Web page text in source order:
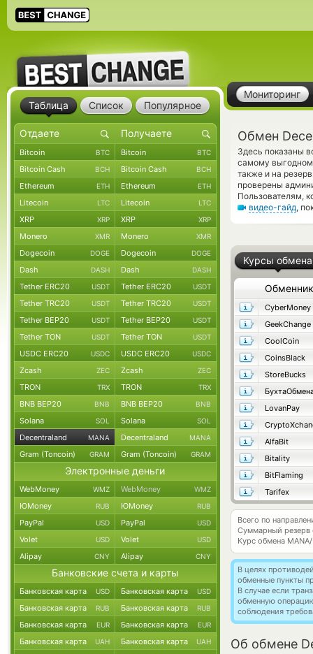
Мониторинг
Обмен
Здесь показаны
самому
также и на
проверены
Пользователям,
видео-гайд,
Курсы обмена
Обменник
CyberMoney
GeekChange
CoolCoin
CoinsBlack
StoreBucks
LovanPay
AlfaBit
Bitality
BitFlaming
Tarifex
Всего по
Суммарный резерв
Курс обмена
В целях
обменные пункты
В случае если
обменную
соблюдения
Об обмене
Таблица Список Популярное
Bitcoin BTC Bitcoin BTC
Bitcoin Cash BCH Bitcoin Cash BCH
Ethereum ETH Ethereum ETH
Litecoin LTC Litecoin LTC
XRP XRP XRP XRP
Monero XMR Monero XMR
Dogecoin DOGE Dogecoin DOGE
Dash DASH Dash DASH
Tether ERC20 USDT Tether ERC20 USDT
Tether TRC20 USDT Tether TRC20 USDT
Tether BEP20 USDT Tether BEP20 USDT
Tether TON USDT Tether TON USDT
USDC ERC20 USDC USDC ERC20 USDC
Zcash ZEC Zcash ZEC
TRON TRX TRON TRX
BNB BEP20 BNB BNB BEP20 BNB
Solana SOL Solana SOL
Decentraland MANA Decentraland MANA
Gram (Toncoin) GRAM Gram (Toncoin) GRAM
Электронные деньги
WebMoney WMZ WebMoney WMZ
ЮMoney RUB ЮMoney RUB
PayPal USD PayPal USD
Volet USD Volet USD
Alipay CNY Alipay CNY
Банковские счета и карты
Банковская карта USD Банковская карта USD
Банковская карта RUB Банковская карта RUB
Банковская карта EUR Банковская карта EUR
Банковская карта UAH Банковская карта UAH